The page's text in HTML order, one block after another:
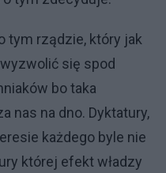
tym rządzie, który jak
się spod
bo taka
nas na dno. Dyktatury,
każdego byle nie
której efekt władzy